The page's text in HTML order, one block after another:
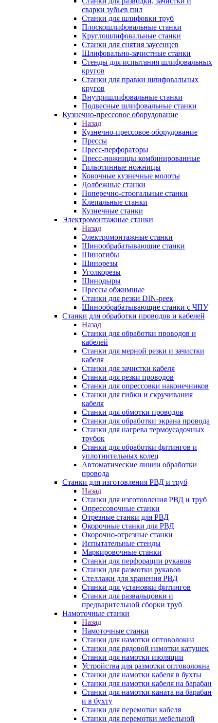
сварки зубьев пил
Станки для шлифовки труб
Плоскошлифовальные станки
Круглошлифовальные станки
Станки для снятия заусенцев
Шлифовально-зачистные станки
Стенды для испытания шлифовальных
кругов
Станки для правки шлифовальных
кругов
Внутришлифовальные станки
Подвесные шлифовальные станки
Кузнечно-прессовое оборудование
Назад
Кузнечно-прессовое оборудование
Прессы
Пресс-перфораторы
Пресс-ножницы комбинированные
Гильотинные ножницы
Ковочные кузнечные молоты
Долбежные станки
Поперечно-строгальные станки
Клепальные станки
Кузнечные станки
Электромонтажные станки
Назад
Электромонтажные станки
Шинообрабатывающие станки
Шиногибы
Шинорезы
Уголкорезы
Шинодыры
Прессы обжимные
Станки для резки DIN-реек
Шинообрабатывающие станки с ЧПУ
Станки для обработки проводов и кабелей
Назад
Станки для обработки проводов и
кабелей
Станки для мерной резки и зачистки
кабеля
Станки для зачистки кабеля
Станки для резки проводов
Станки для опрессовки наконечников
Станки для гибки и скручивания
кабеля
Станки для обмотки проводов
Станки для обработки экрана провода
Станки для нагрева термоусадочных
трубок
Станки для обработки фитингов и
уплотнительных колец
Автоматические линии обработки
провода
Станки для изготовления РВД и труб
Назад
Станки для изготовления РВД и труб
Опрессовочные станки
Отрезные станки для РВД
Окорочные станки для РВД
Окорочно-отрезные станки
Испытательные стенды
Маркировочные станки
Станки для перфорации рукавов
Станки для размотки рукавов
Стеллажи для хранения РВД
Станки для установки фитингов
Станки для развальцовки и
предварительной сборки труб
Намоточные станки
Назад
Намоточные станки
Станки для намотки оптоволокна
Станки для рядовой намотки катушек
Станки для намотки изоляции
Устройства для размотки оптоволокна
Станки для намотки кабеля в бухты
Станки для намотки кабеля на барабан
Станки для намотки каната на барабан
и в бухту
Станки для перемотки кабеля
Станки для перемотки мебельной